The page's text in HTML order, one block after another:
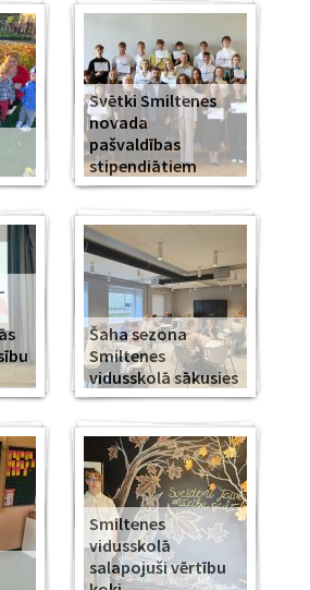
Svētki Smiltenes
novada
pašvaldības
stipendiātiem
Šaha sezona
Smiltenes
vidusskolā sākusies
Smiltenes
vidusskolā
salapojuši vērtību